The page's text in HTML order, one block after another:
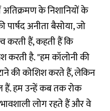
के निशानियों के
अनीता बैसोया, जो
करती हैं, कहती हैं कि
करती है. "हम कॉलोनी की
की कोशिश करते हैं, लेकिन
हैं. हम उन्हें कब तक रोक
लोग रहते हैं और वे